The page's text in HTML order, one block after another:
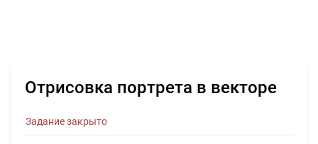
Отрисовка портрета в векторе
Задание закрыто